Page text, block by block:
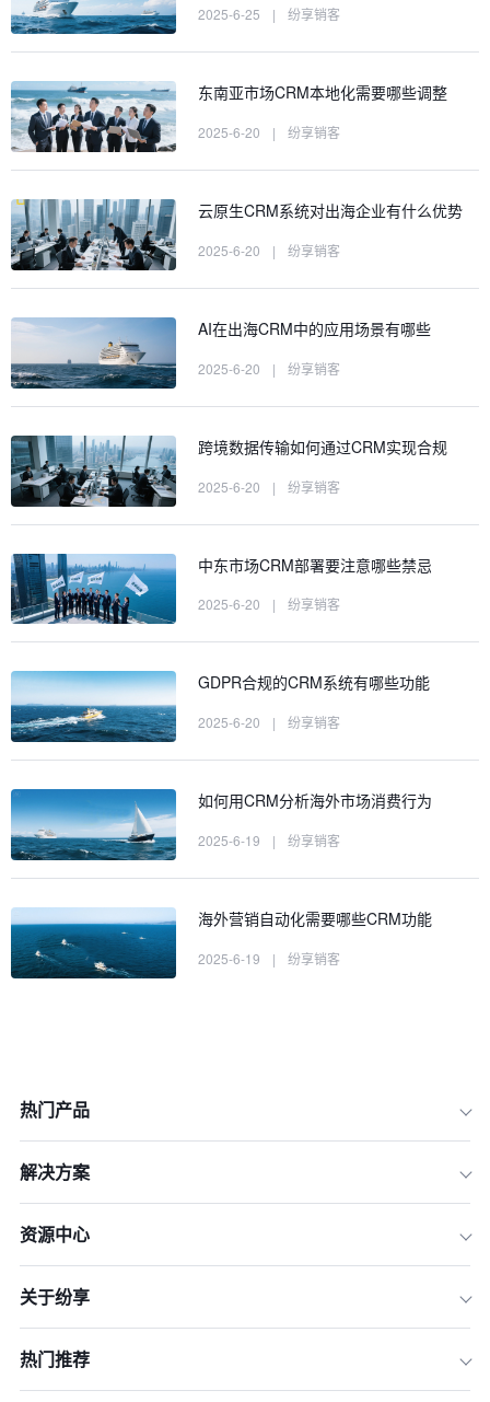
三、考虑 CRM 系统的集成能力
务质量
2025-6-25 | 纷享销客
东南亚市场CRM本地化需要哪些调整
2025-6-20 | 纷享销客
云原生CRM系统对出海企业有什么优势
2025-6-20 | 纷享销客
AI在出海CRM中的应用场景有哪些
2025-6-20 | 纷享销客
跨境数据传输如何通过CRM实现合规
2025-6-20 | 纷享销客
中东市场CRM部署要注意哪些禁忌
2025-6-20 | 纷享销客
GDPR合规的CRM系统有哪些功能
2025-6-20 | 纷享销客
如何用CRM分析海外市场消费行为
2025-6-19 | 纷享销客
海外营销自动化需要哪些CRM功能
2025-6-19 | 纷享销客
热门产品
解决方案
资源中心
关于纷享
热门推荐